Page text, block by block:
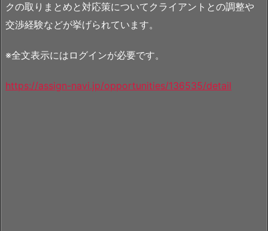
クの取りまとめと対応策についてクライアントとの調整や
交渉経験などが挙げられています。
※全文表示にはログインが必要です。
https://assign-navi.jp/opportunities/136535/detail